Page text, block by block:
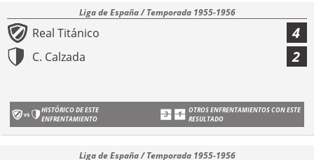
Liga de España / Temporada 1955-1956
Real Titánico 4
C. Calzada 2
HISTÓRICO DE ESTE
ENFRENTAMIENTO
OTROS ENFRENTAMIENTOS CON ESTE
RESULTADO
Liga de España / Temporada 1955-1956